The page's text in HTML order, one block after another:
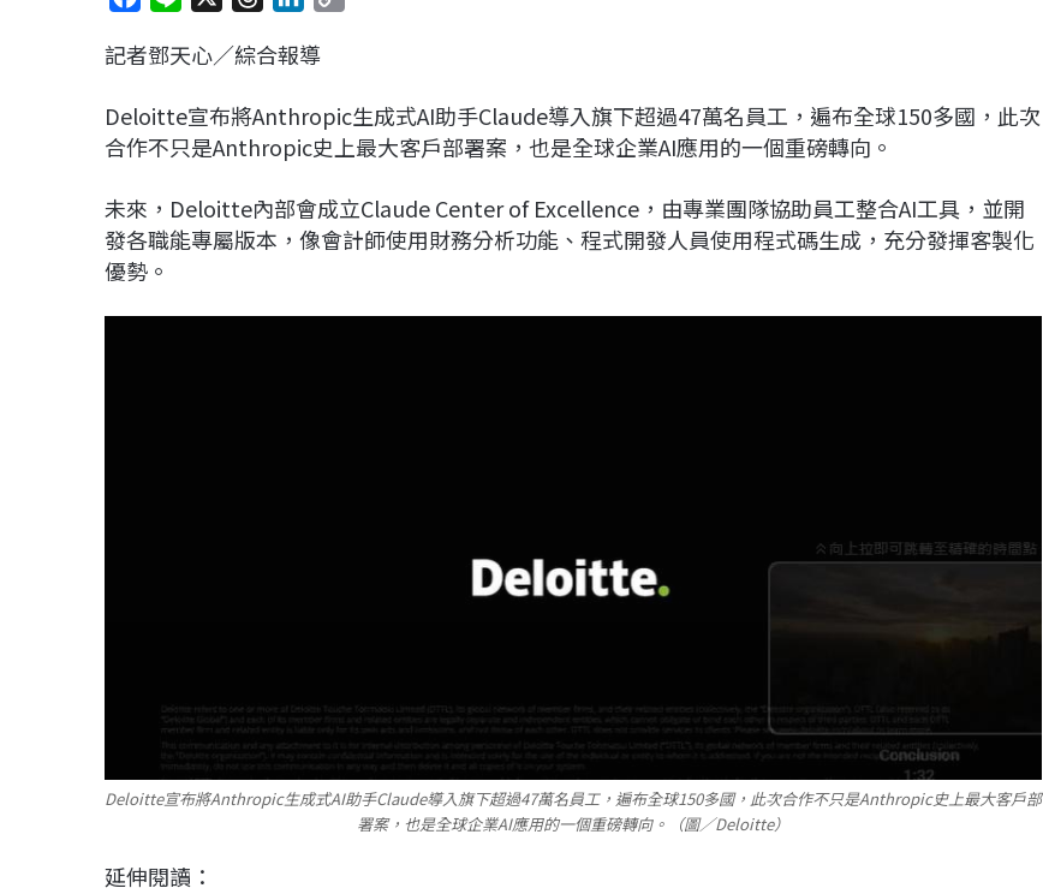
c
b
o
k
n
r
a
d
n
e
d
n
L
i
k
記者鄧天心／綜合報導
Deloitte宣布將Anthropic生成式AI助手Claude導入旗下超過47萬名員工，遍布全球150多國，此次
合作不只是Anthropic史上最大客戶部署案，也是全球企業AI應用的一個重磅轉向。
未來，Deloitte內部會成立Claude Center of Excellence，由專業團隊協助員工整合AI工具，並開
發各職能專屬版本，像會計師使用財務分析功能、程式開發人員使用程式碼生成，充分發揮客製化
優勢。
Deloitte宣布將Anthropic生成式AI助手Claude導入旗下超過47萬名員工，遍布全球150多國，此次合作不只是Anthropic史上最大客戶部
署案，也是全球企業AI應用的一個重磅轉向。（圖／Deloitte）
延伸閱讀：